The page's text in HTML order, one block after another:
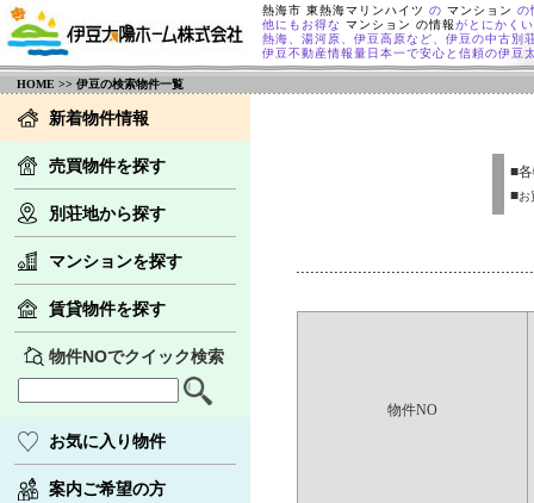
熱海市 東熱海マリンハイツ の マンション の
他にもお得な マンション の情報がとにかく
熱海、湯河原、伊豆高原など、伊豆の中古別
伊豆不動産情報量日本一で安心と信頼の伊豆
HOME >> 伊豆の検索物件一覧
新着物件情報
売買物件を探す
別荘地から探す
マンションを探す
賃貸物件を探す
物件NOでクイック検索
お気に入り物件
案内ご希望の方
■
■お
物件NO